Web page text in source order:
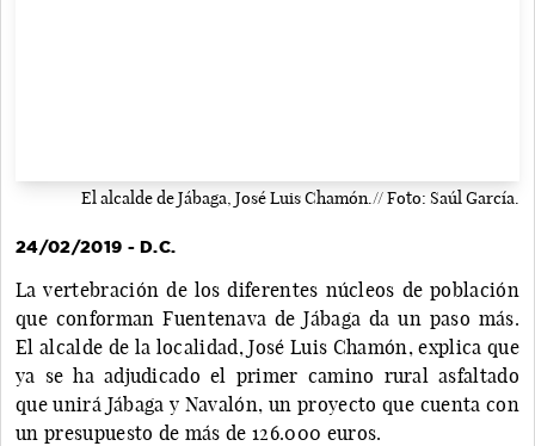
El alcalde de Jábaga, José Luis Chamón.// Foto: Saúl García.
24/02/2019 - D.C.
La vertebración de los diferentes núcleos de población
que conforman Fuentenava de Jábaga da un paso más.
El alcalde de la localidad, José Luis Chamón, explica que
ya se ha adjudicado el primer camino rural asfaltado
que unirá Jábaga y Navalón, un proyecto que cuenta con
un presupuesto de más de 126.000 euros.